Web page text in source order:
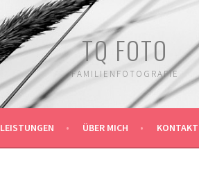
TQ FOTO
FAMILIENFOTOGRAFIE
LEISTUNGEN ÜBER MICH KONTAKT